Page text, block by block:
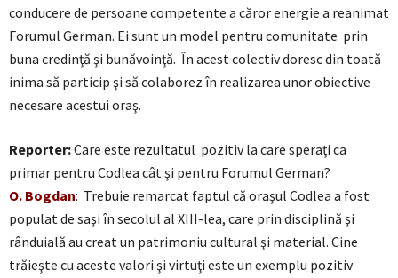
conducere de persoane competente a căror energie a reanimat
Forumul German. Ei sunt un model pentru comunitate prin
buna credinţă şi bunăvoinţă. În acest colectiv doresc din toată
inima să particip şi să colaborez în realizarea unor obiective
necesare acestui oraş.
Reporter:Care este rezultatul pozitiv la care speraţi ca
primar pentru Codlea cât şi pentru Forumul German?
O. Bogdan: Trebuie remarcat faptul că oraşul Codlea a fost
populat de saşi în secolul al XIII-lea, care prin disciplină şi
rânduială au creat un patrimoniu cultural şi material. Cine
trăieşte cu aceste valori şi virtuţi este un exemplu pozitiv